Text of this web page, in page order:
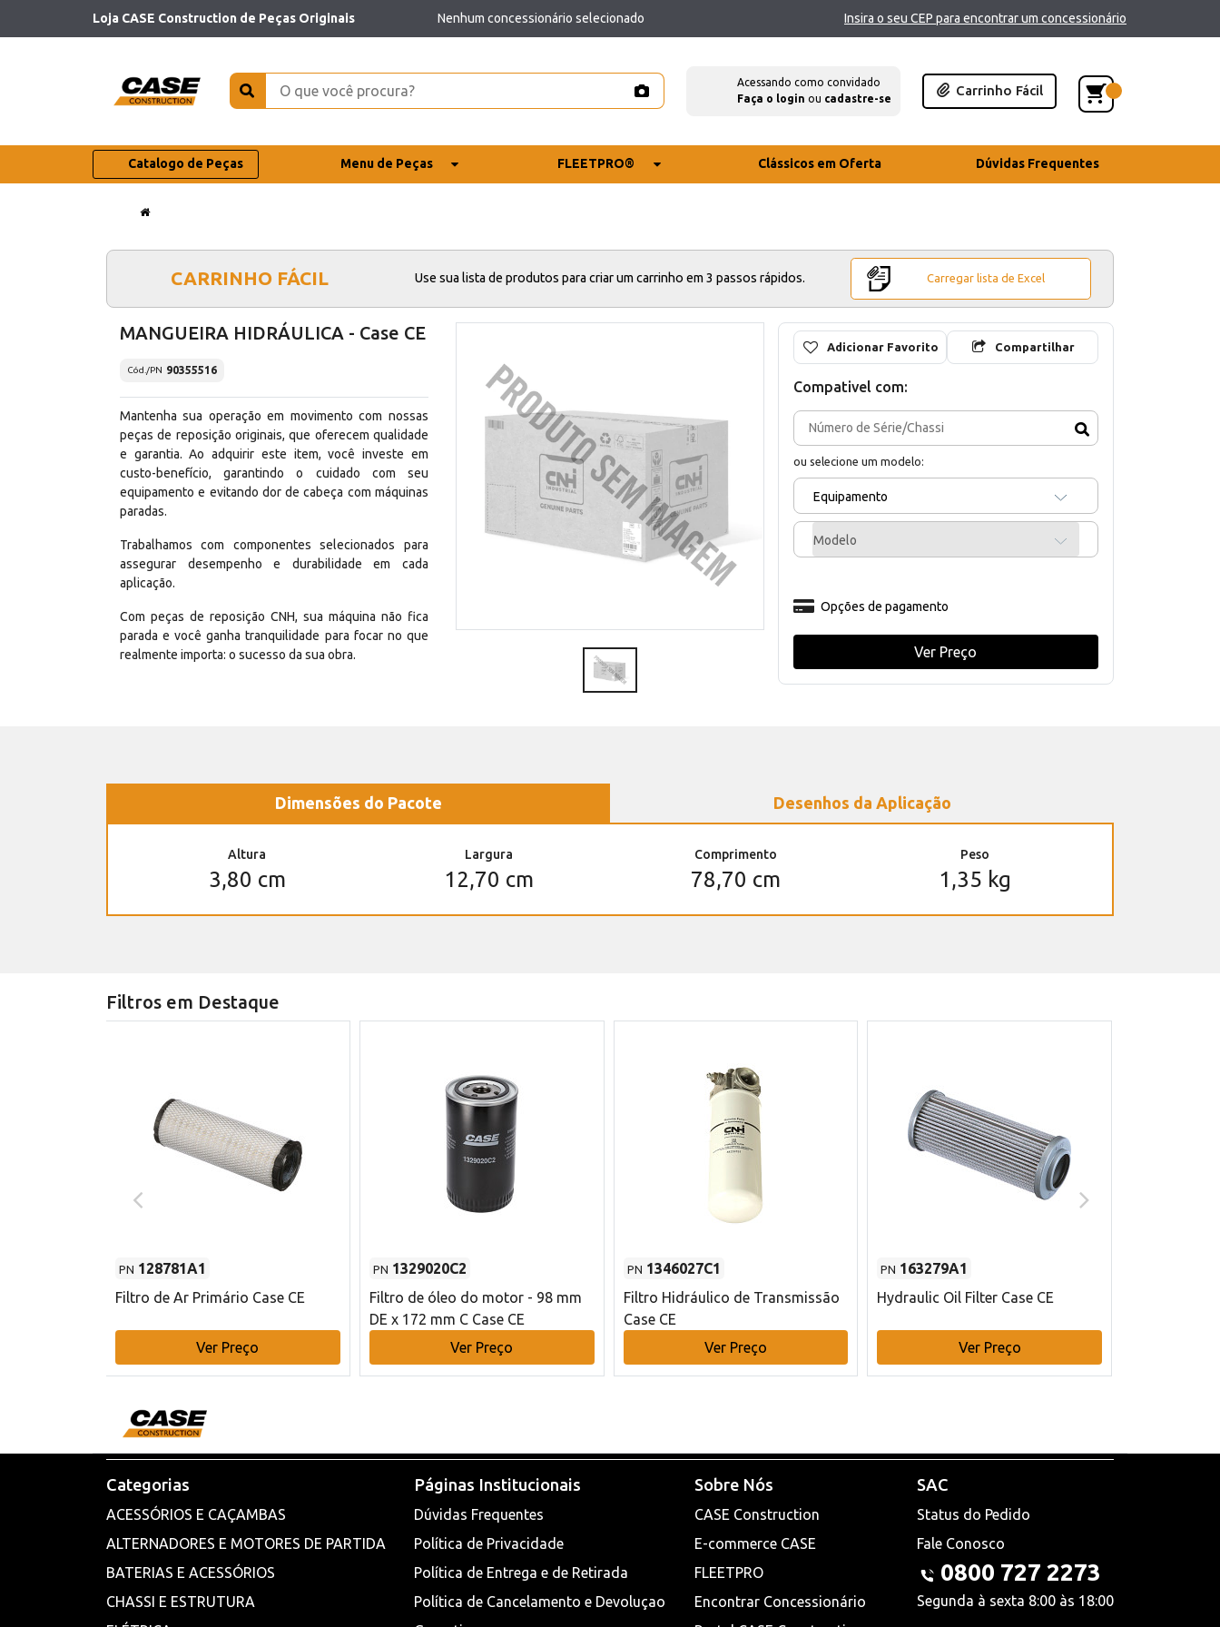
Loja CASE Construction de Peças Originais Nenhum concessionário selecionado Insira o seu CEP para encontrar um concessionário
Acessando como convidado
Faça o login ou cadastre-se
Carrinho Fácil
Catalogo de Peças Menu de Peças FLEETPRO® Clássicos em Oferta Dúvidas Frequentes
CARRINHO FÁCIL Use sua lista de produtos para criar um carrinho em 3 passos rápidos. Carregar lista de Excel
MANGUEIRA HIDRÁULICA - Case CE
Cód./PN 90355516
Mantenha sua operação em movimento com nossas
peças de reposição originais, que oferecem qualidade
e garantia. Ao adquirir este item, você investe em
custo-benefício, garantindo o cuidado com seu
equipamento e evitando dor de cabeça com máquinas
paradas.
Trabalhamos com componentes selecionados para
assegurar desempenho e durabilidade em cada
aplicação.
Com peças de reposição CNH, sua máquina não fica
parada e você ganha tranquilidade para focar no que
realmente importa: o sucesso da sua obra.
Adicionar Favorito Compartilhar
Compativel com:
ou selecione um modelo:
Equipamento
Modelo
Opções de pagamento
Ver Preço
Dimensões do Pacote Desenhos da Aplicação
Altura
3,80 cm
Largura
12,70 cm
Comprimento
78,70 cm
Peso
1,35 kg
Filtros em Destaque
PN 128781A1
Filtro de Ar Primário Case CE
Ver Preço
PN 1329020C2
Filtro de óleo do motor - 98 mm
DE x 172 mm C Case CE
Ver Preço
PN 1346027C1
Filtro Hidráulico de Transmissão
Case CE
Ver Preço
PN 163279A1
Hydraulic Oil Filter Case CE
Ver Preço
Categorias
ACESSÓRIOS E CAÇAMBAS
ALTERNADORES E MOTORES DE PARTIDA
BATERIAS E ACESSÓRIOS
CHASSI E ESTRUTURA
Páginas Institucionais
Dúvidas Frequentes
Política de Privacidade
Política de Entrega e de Retirada
Política de Cancelamento e Devoluçao
Sobre Nós
CASE Construction
E-commerce CASE
FLEETPRO
Encontrar Concessionário
SAC
Status do Pedido
Fale Conosco
0800 727 2273
Segunda à sexta 8:00 às 18:00